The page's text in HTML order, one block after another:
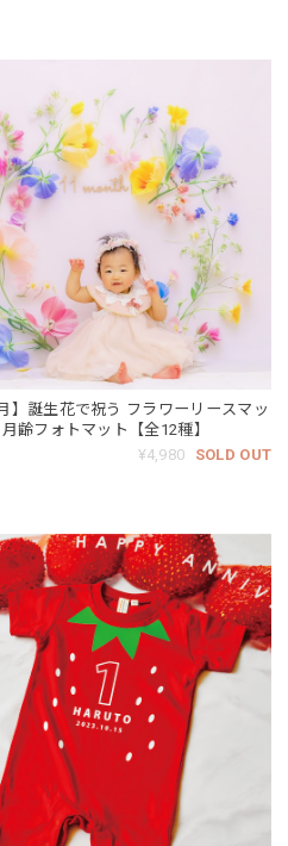
】誕生花で祝う フラワーリースマッ
月齢フォトマット【全12種】
¥4,980
SOLD OUT